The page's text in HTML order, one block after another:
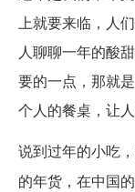
上就要来临，人
人聊聊一年的酸
要的一点，那就
个人的餐桌，让人
说到过年的小吃
的年货，在中国